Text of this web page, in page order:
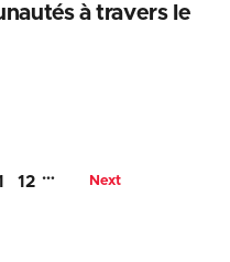
à travers le
12 … Next